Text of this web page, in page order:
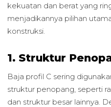
kekuatan dan berat yang
menjadikannya pilihan
konstruksi.
1. Struktur
Baja profil C sering
struktur penopang, seperti
dan struktur besar lainnya.